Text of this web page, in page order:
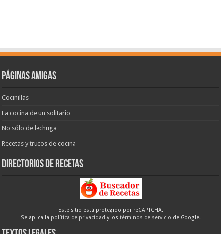
Páginas amigas
Cocinillas
La cocina de un solitario
No sólo de lechuga
Recetas y trucos de cocina
Directorios de recetas
Este sitio está protegido por reCAPTCHA.
Se aplica la política de privacidad y los términos de servicio de Google.